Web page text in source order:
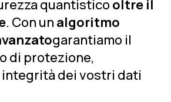
quantistico oltre il
. Con un algoritmo
garantiamo il
di protezione,
integrità dei vostri dati